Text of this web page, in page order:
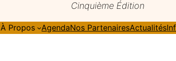
Cinquième Édition
À Propos AgendaNos PartenairesActualités